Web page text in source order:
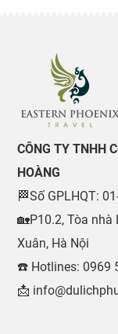
CÔNG TY TNHH
HOÀNG
🏁Số GPLHQT:
🏡P10.2, Tòa nhà
Xuân, Hà Nội
☎️ Hotlines: 0969
📩